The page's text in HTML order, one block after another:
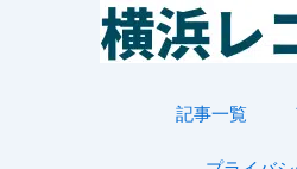
記事一覧